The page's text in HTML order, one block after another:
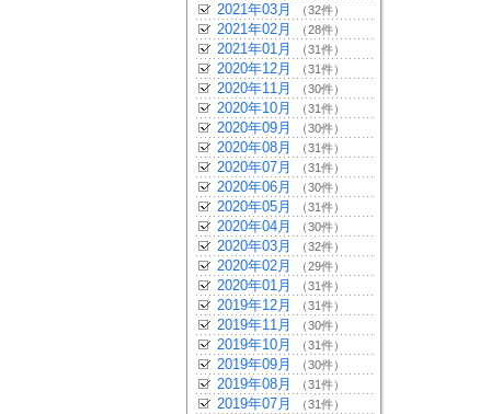
2021年03月 （32件）
2021年02月 （28件）
2021年01月 （31件）
2020年12月 （31件）
2020年11月 （30件）
2020年10月 （31件）
2020年09月 （30件）
2020年08月 （31件）
2020年07月 （31件）
2020年06月 （30件）
2020年05月 （31件）
2020年04月 （30件）
2020年03月 （32件）
2020年02月 （29件）
2020年01月 （31件）
2019年12月 （31件）
2019年11月 （30件）
2019年10月 （31件）
2019年09月 （30件）
2019年08月 （31件）
2019年07月 （31件）